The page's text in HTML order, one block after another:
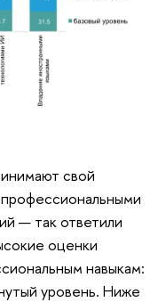
свой
— так ответили
оценки
навыкам:
уровень. Ниже